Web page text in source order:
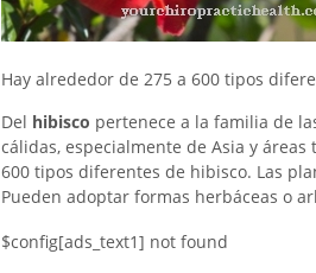
Hay alrededor de 275 a 600 tipos
Del hibisco pertenece a la familia de
cálidas, especialmente de Asia y
600 tipos diferentes de hibisco. Las
Pueden adoptar formas herbáceas o
$config[ads_text1] not found